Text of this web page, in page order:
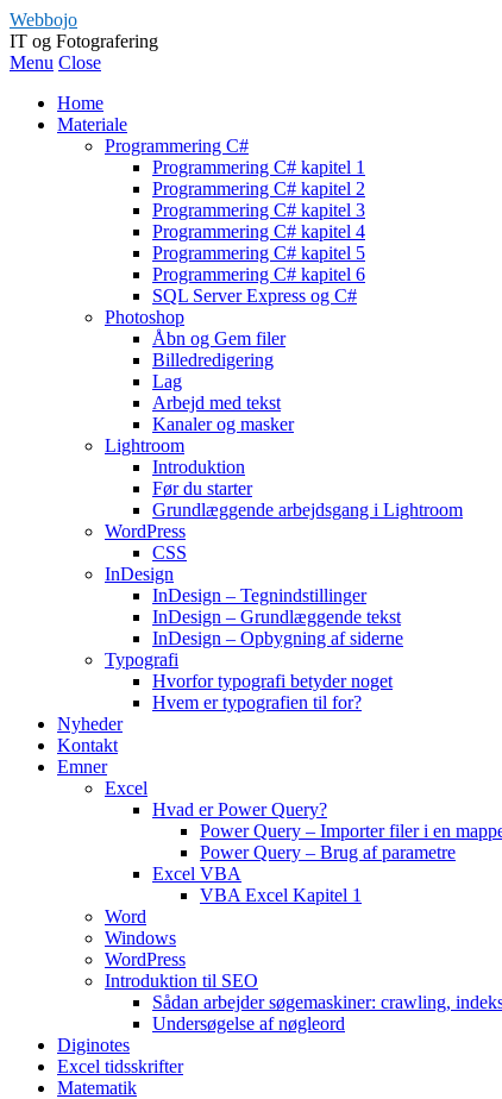
Webbojo
IT og Fotografering
Menu Close
Home
Materiale
Programmering C#
Programmering C# kapitel 1
Programmering C# kapitel 2
Programmering C# kapitel 3
Programmering C# kapitel 4
Programmering C# kapitel 5
Programmering C# kapitel 6
SQL Server Express og C#
Photoshop
Åbn og Gem filer
Billedredigering
Lag
Arbejd med tekst
Kanaler og masker
Lightroom
Introduktion
Før du starter
Grundlæggende arbejdsgang i Lightroom
WordPress
CSS
InDesign
InDesign – Tegnindstillinger
InDesign – Grundlæggende tekst
InDesign – Opbygning af siderne
Typografi
Hvorfor typografi betyder noget
Hvem er typografien til for?
Nyheder
Kontakt
Emner
Excel
Hvad er Power Query?
Power Query – Importer filer i en
Power Query – Brug af parametre
Excel VBA
VBA Excel Kapitel 1
Word
Windows
WordPress
Introduktion til SEO
Sådan arbejder søgemaskiner: crawling,
Undersøgelse af nøgleord
Diginotes
Excel tidsskrifter
Matematik